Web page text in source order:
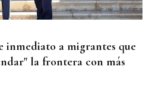
inmediato a migrantes que
la frontera con más